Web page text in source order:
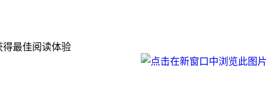
得最佳阅读体验